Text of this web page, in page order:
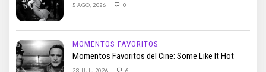
5 AGO, 2026 0
MOMENTOS FAVORITOS
Momentos Favoritos del Cine: Some Like It Hot
28 JUL, 2026 6